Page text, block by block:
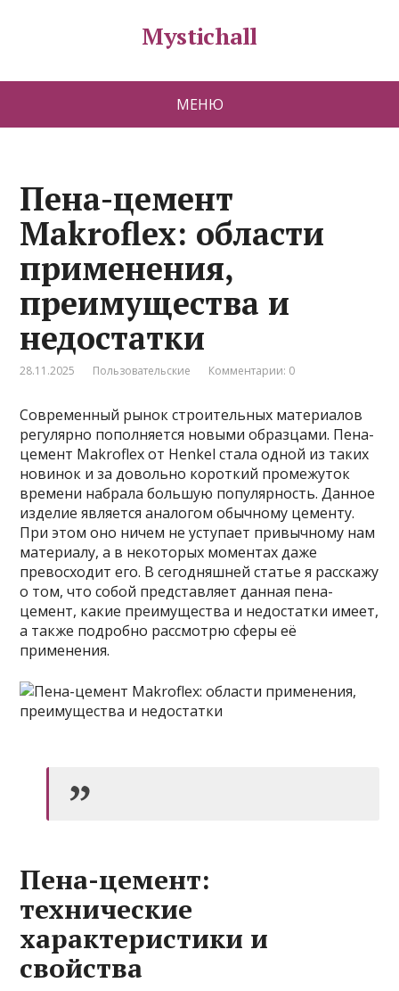
Mystichall
МЕНЮ
Пена-цемент
Makroflex: области
применения,
преимущества и
недостатки
28.11.2025 Пользовательские Комментарии: 0
Современный рынок строительных материалов
регулярно пополняется новыми образцами. Пена-
цемент Makroflex от Henkel стала одной из таких
новинок и за довольно короткий промежуток
времени набрала большую популярность. Данное
изделие является аналогом обычному цементу.
При этомоно ничем не уступает привычному нам
материалу, а в некоторых моментах даже
превосходит его. В сегодняшней статье я расскажу
о том, что собой представляет данная пена-
цемент, какие преимущества и недостатки имеет,
а также подробно рассмотрю сферы её
применения.
Пена-цемент:
технические
характеристики и
свойства